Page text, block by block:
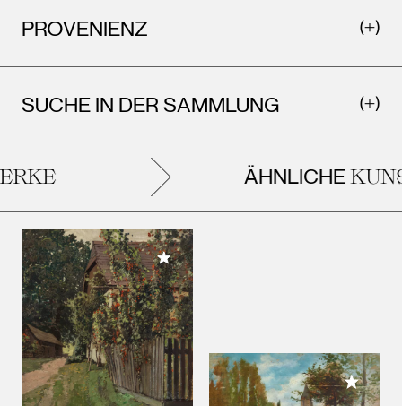
PROVENIENZ
SUCHE IN DER SAMMLUNG
ÄHNLICHE
Meiner Sammlung hinzufügen
Meiner